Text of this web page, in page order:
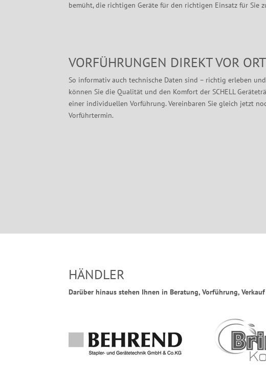
bemüht, die richtigen Geräte für den richtigen Einsatz für Sie
VORFÜHRUNGEN DIREKT VOR
So informativ auch technische Daten sind – richtig erleben
können Sie die Qualität und den Komfort der SCHELL
einer individuellen Vorführung. Vereinbaren Sie gleich jetzt
Vorführtermin.
HÄNDLER
Darüber hinaus stehen Ihnen in Beratung, Vorführung,